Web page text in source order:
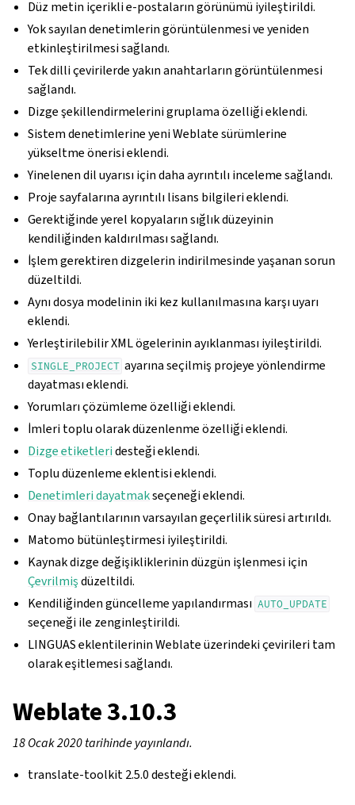
Düz metin içerikli e-postaların görünümü iyileştirildi.
Yok sayılan denetimlerin görüntülenmesi ve yeniden
etkinleştirilmesi sağlandı.
Tek dilli çevirilerde yakın anahtarların görüntülenmesi
sağlandı.
Dizge şekillendirmelerini gruplama özelliği eklendi.
Sistem denetimlerine yeni Weblate sürümlerine
yükseltme önerisi eklendi.
Yinelenen dil uyarısı için daha ayrıntılı inceleme sağlandı.
Proje sayfalarına ayrıntılı lisans bilgileri eklendi.
Gerektiğinde yerel kopyaların sığlık düzeyinin
kendiliğinden kaldırılması sağlandı.
İşlem gerektiren dizgelerin indirilmesinde yaşanan sorun
düzeltildi.
Aynı dosya modelinin iki kez kullanılmasına karşı uyarı
eklendi.
Yerleştirilebilir XML ögelerinin ayıklanması iyileştirildi.
SINGLE_PROJECT ayarına seçilmiş projeye yönlendirme
dayatması eklendi.
Yorumları çözümleme özelliği eklendi.
İmleri toplu olarak düzenlenme özelliği eklendi.
Dizge etiketleridesteği eklendi.
Toplu düzenleme eklentisi eklendi.
Denetimleri dayatmakseçeneği eklendi.
Onay bağlantılarının varsayılan geçerlilik süresi artırıldı.
Matomo bütünleştirmesi iyileştirildi.
Kaynak dizge değişikliklerinin düzgün işlenmesi için
Çevrilmişdüzeltildi.
Kendiliğinden güncelleme yapılandırması AUTO_UPDATE
seçeneği ile zenginleştirildi.
LINGUAS eklentilerinin Weblate üzerindeki çevirileri tam
olarak eşitlemesi sağlandı.
Weblate 3.10.3
18 Ocak 2020 tarihinde yayınlandı.
translate-toolkit 2.5.0 desteği eklendi.